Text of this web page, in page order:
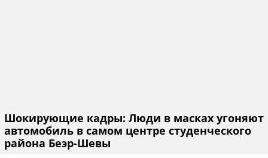
Шокирующие кадры: Люди в масках угоняют
автомобиль в самом центре студенческого
района Беэр-Шевы